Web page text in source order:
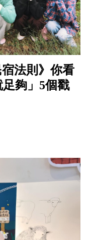
法則》你看
夠」5個戳